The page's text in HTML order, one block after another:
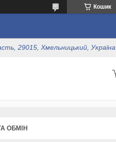
Кошик
29015, Хмельницький, Україна
ОБМІН